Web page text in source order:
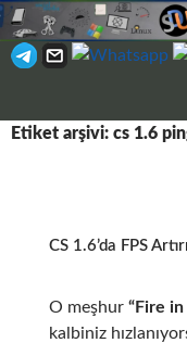
ATLA
Etiket arşivi: cs 1.6
CS 1.6’da FPS
O meşhur “Fire
kalbiniz